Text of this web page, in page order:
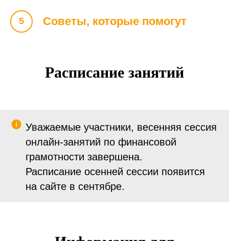
Советы, которые помогут
Расписание занятий
Уважаемые участники, весенняя сессия
онлайн-занятий по финансовой
грамотности завершена.
Расписание осенней сессии появится
на сайте в сентябре.